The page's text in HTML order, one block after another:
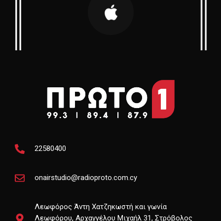
22580400
onairstudio@radioproto.com.cy
Λεωφόρος Άντη Χατζηκωστή και γωνία
Λεωφόρου, Αρχαγγέλου Μιχαήλ 31, Στρόβολος